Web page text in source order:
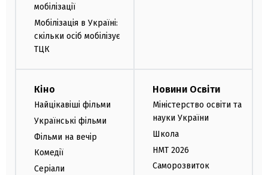
мобілізації
Мобілізація в Україні:
скільки осіб мобілізує
ТЦК
Кіно
Найцікавіші фільми
Українські фільми
Фільми на вечір
Комедії
Серіали
Новини Освіти
Міністерство освіти та
науки України
Школа
НМТ 2026
Саморозвиток